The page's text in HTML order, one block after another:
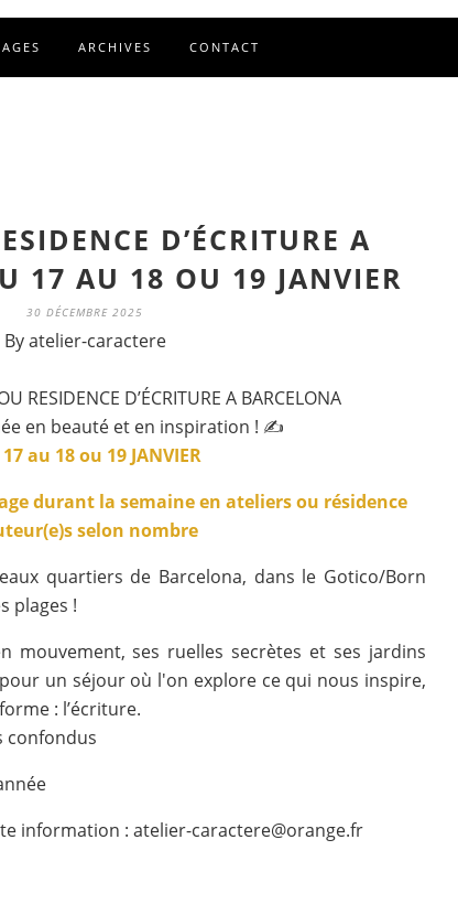
ARCHIVES CONTACT
D’ÉCRITURE A
17 AU 18 OU 19 JANVIER
30 DÉCEMBRE 2025
By atelier-caractere
RESIDENCE D’ÉCRITURE A BARCELONA
en beauté et en inspiration ! ✍️
au 18 ou 19 JANVIER
durant la semaine en ateliers ou résidence
selon nombre
quartiers de Barcelona, dans le Gotico/Born
plages !
mouvement, ses ruelles secrètes et ses jardins
un séjour où l'on explore ce qui nous inspire,
: l’écriture.
confondus
information : atelier-caractere@orange.fr